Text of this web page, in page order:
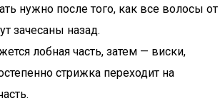
нужно после того, как все волосы от
зачесаны назад.
лобная часть, затем — виски,
стрижка переходит на